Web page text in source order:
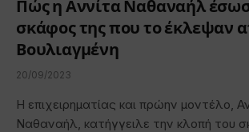
Πώς η Αννίτα Ναθαναήλ
σκάφος της που το έκλεψαν
Βουλιαγμένη
20/09/2023
Η επιχειρηματίας και πρώην μοντέλο,
Ναθαναήλ, κατήγγειλε την κλοπή του